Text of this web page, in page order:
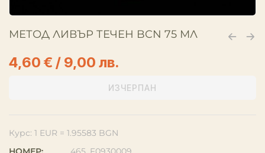
МЕТОД ЛИВЪР ТЕЧЕН BCN 75 МЛ
4,60 € / 9,00 лв.
ИЗЧЕРПАН
Курс: 1 EUR = 1.95583 BGN